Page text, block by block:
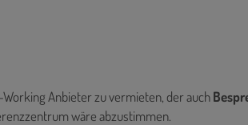
Anbieter zu vermieten, der auch
wäre abzustimmen.